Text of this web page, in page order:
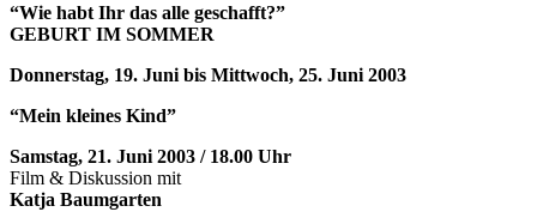
“Wie habt Ihr das alle geschafft?”
GEBURT IM SOMMER
Donnerstag, 19. Juni bis Mittwoch, 25. Juni 2003
“Mein kleines Kind”
Samstag, 21. Juni 2003 / 18.00 Uhr
Film & Diskussion mit
Katja Baumgarten